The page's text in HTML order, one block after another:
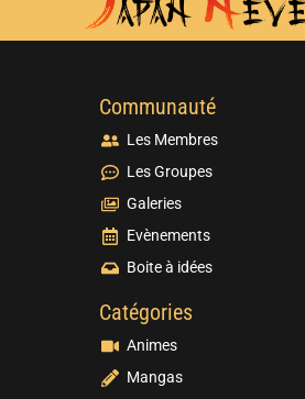
Communauté
Les Membres
Les Groupes
Galeries
Evènements
Boite à idées
Catégories
Animes
Mangas